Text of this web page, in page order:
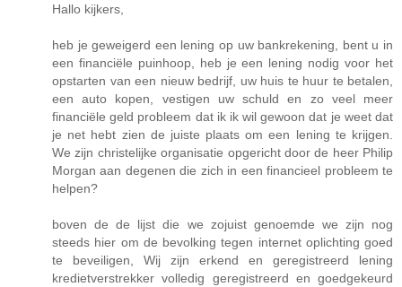
Hallo kijkers,
heb je geweigerd een lening op uw bankrekening, bent u in
een financiële puinhoop, heb je een lening nodig voor het
opstarten van een nieuw bedrijf, uw huis te huur te betalen,
een auto kopen, vestigen uw schuld en zo veel meer
financiële geld probleem dat ik ik wil gewoon dat je weet dat
je net hebt zien de juiste plaats om een ​​lening te krijgen.
We zijn christelijke organisatie opgericht door de heer Philip
Morgan aan degenen die zich in een financieel probleem te
helpen?
boven de de lijst die we zojuist genoemde we zijn nog
steeds hier om de bevolking tegen internet oplichting goed
te beveiligen, Wij zijn erkend en geregistreerd lening
kredietverstrekker volledig geregistreerd en goedgekeurd